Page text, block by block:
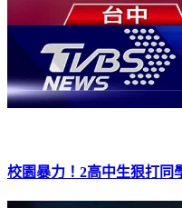
校園暴力！2高中生狠打